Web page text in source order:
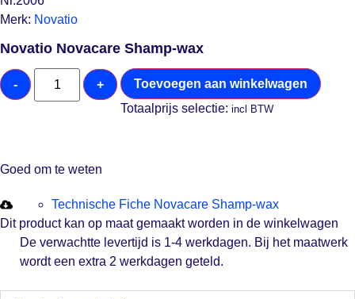
Merk: Novatio
Novatio Novacare Shamp-wax
- +
Toevoegen aan winkelwagen
Totaalprijs selectie:incl BTW
Goed om te weten
Technische Fiche Novacare Shamp-wax
Dit product kan op maat gemaakt worden in de winkelwagen
De verwachtte levertijd is 1-4 werkdagen. Bij het maatwerk
wordt een extra 2 werkdagen geteld.